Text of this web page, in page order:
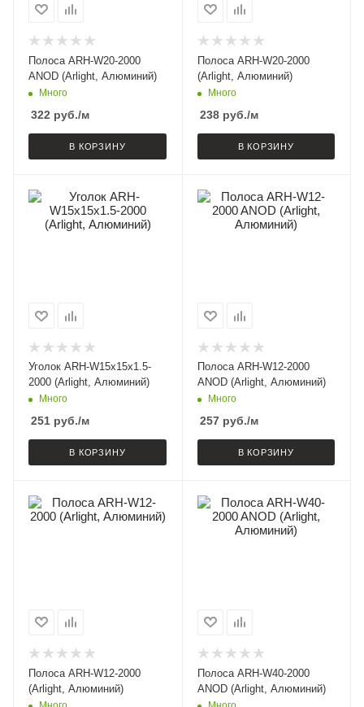
Полоса ARH-W20-2000
ANOD (Arlight, Алюминий)
Много
322 руб./м
В КОРЗИНУ
Полоса ARH-W20-2000
(Arlight, Алюминий)
Много
238руб./м
В КОРЗИНУ
Уголок ARH-W15x15x1.5-
2000 (Arlight, Алюминий)
Много
251 руб./м
В КОРЗИНУ
Полоса ARH-W12-2000
ANOD (Arlight, Алюминий)
Много
257руб./м
В КОРЗИНУ
Полоса ARH-W12-2000
(Arlight, Алюминий)
Полоса ARH-W40-2000
ANOD (Arlight, Алюминий)